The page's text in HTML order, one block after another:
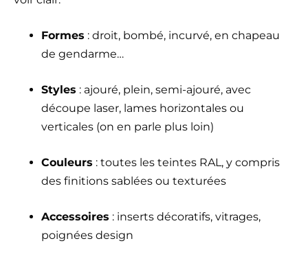
Formes : droit, bombé, incurvé, en chapeau
de gendarme…
Styles : ajouré, plein, semi-ajouré, avec
découpe laser, lames horizontales ou
verticales (on en parle plus loin)
Couleurs : toutes les teintes RAL, y compris
des finitions sablées ou texturées
Accessoires : inserts décoratifs, vitrages,
poignées design